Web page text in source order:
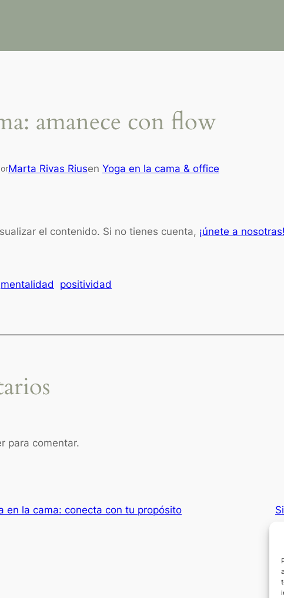
amanece con flow
Marta Rivas Riusen Yoga en la cama & office
el contenido. Si no tienes cuenta, ¡únete a nosotras!
mentalidad positividad
para comentar.
en la cama: conecta con tu propósito